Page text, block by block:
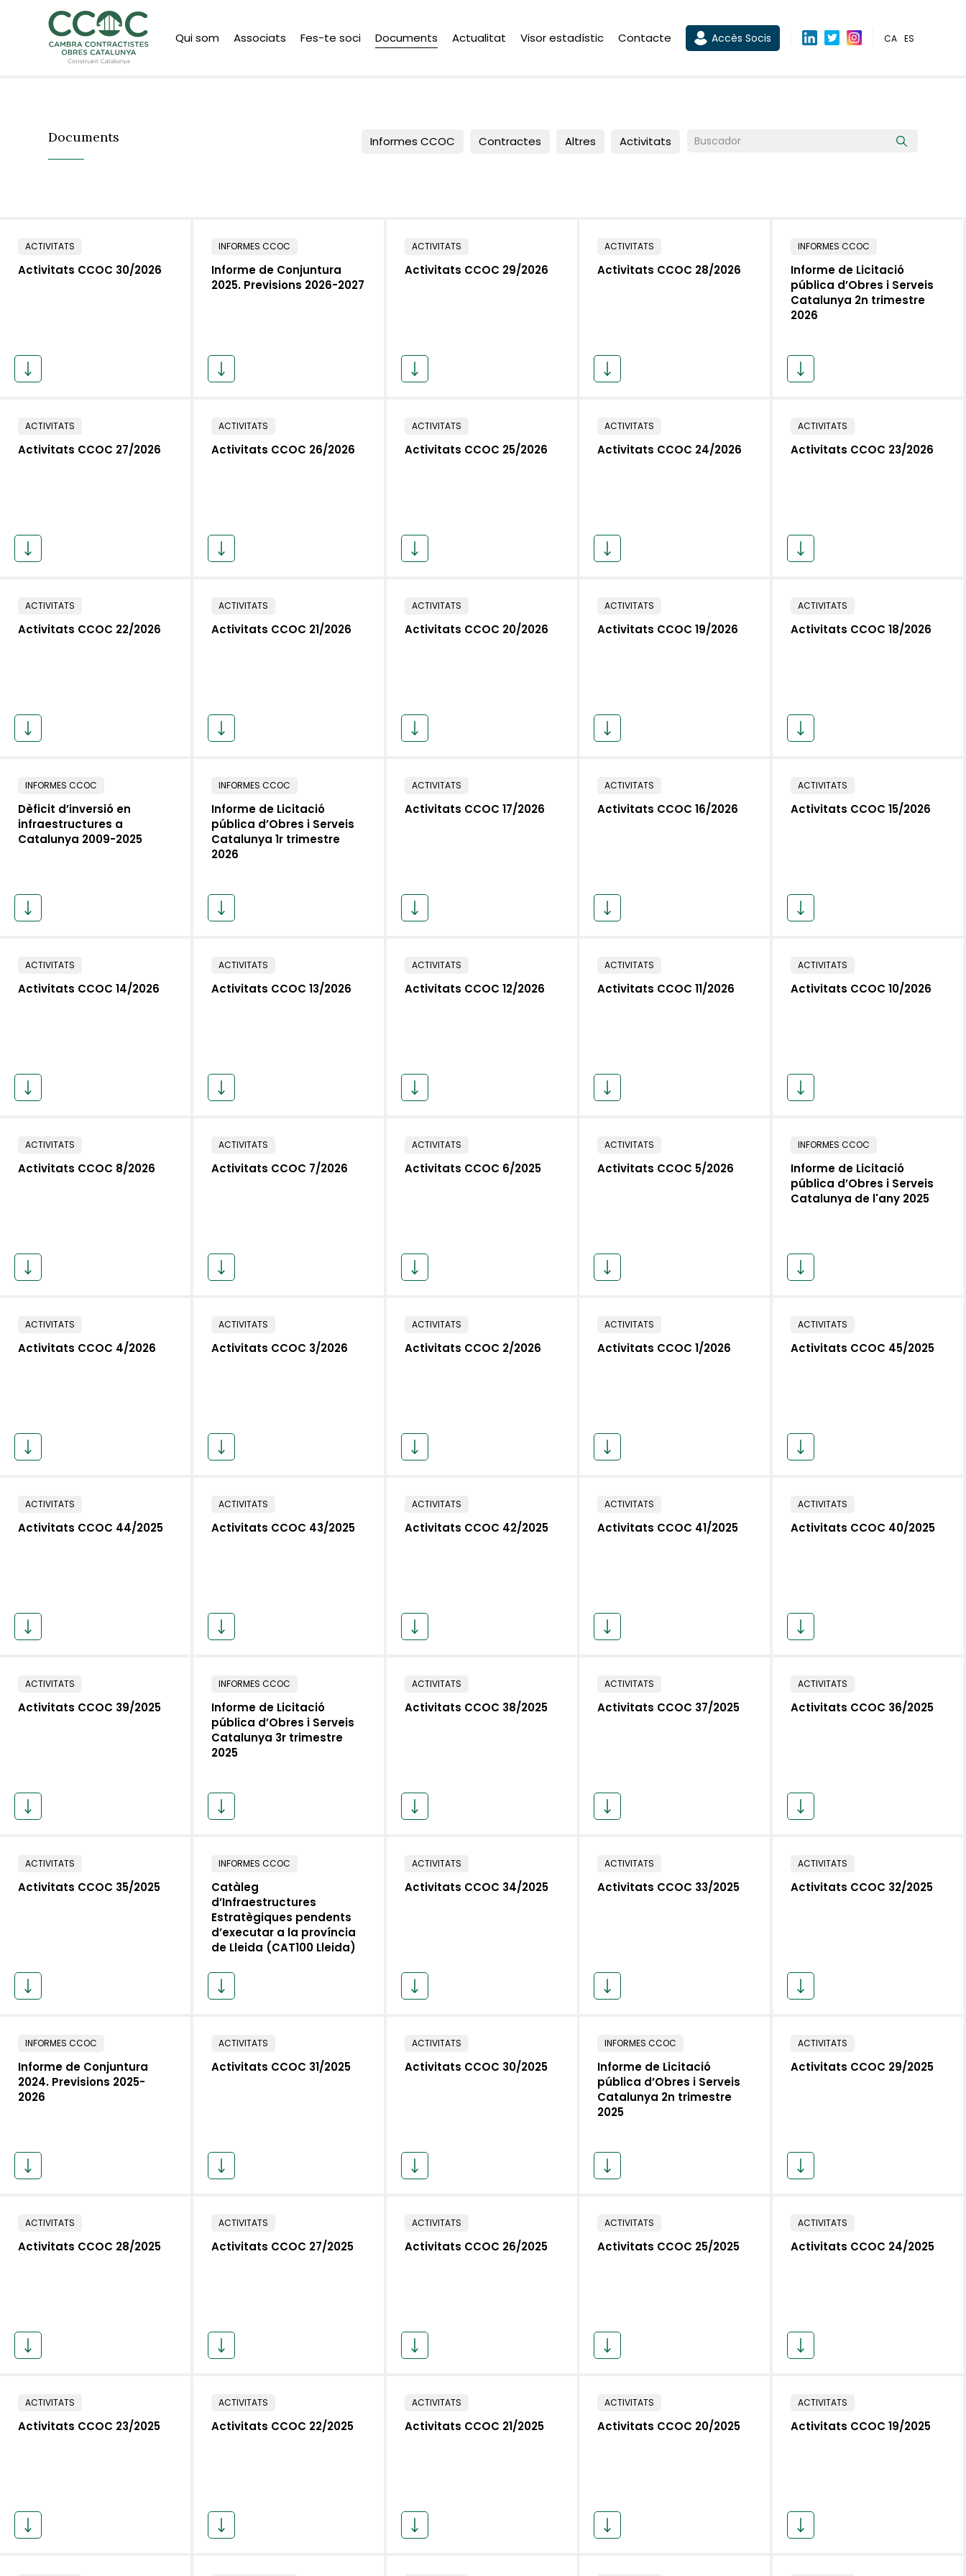
Qui som Associats Fes-te soci Documents Actualitat Visor estadístic Contacte Accès Socis CA ES
Documents Informes CCOC Contractes Altres Activitats
ACTIVITATS
Activitats CCOC 30/2026
INFORMES CCOC
Informe de Conjuntura
2025. Previsions 2026-2027
ACTIVITATS
Activitats CCOC 29/2026
ACTIVITATS
Activitats CCOC 28/2026
INFORMES CCOC
Informe de Licitació
pública d’Obres i Serveis
Catalunya 2n trimestre
2026
ACTIVITATS
Activitats CCOC 27/2026
ACTIVITATS
Activitats CCOC 26/2026
ACTIVITATS
Activitats CCOC 25/2026
ACTIVITATS
Activitats CCOC 24/2026
ACTIVITATS
Activitats CCOC 23/2026
ACTIVITATS
Activitats CCOC 22/2026
ACTIVITATS
Activitats CCOC 21/2026
ACTIVITATS
Activitats CCOC 20/2026
ACTIVITATS
Activitats CCOC 19/2026
ACTIVITATS
Activitats CCOC 18/2026
INFORMES CCOC
Dèficit d’inversió en
infraestructures a
Catalunya 2009-2025
INFORMES CCOC
Informe de Licitació
pública d’Obres i Serveis
Catalunya 1r trimestre
2026
ACTIVITATS
Activitats CCOC 17/2026
ACTIVITATS
Activitats CCOC 16/2026
ACTIVITATS
Activitats CCOC 15/2026
ACTIVITATS
Activitats CCOC 14/2026
ACTIVITATS
Activitats CCOC 13/2026
ACTIVITATS
Activitats CCOC 12/2026
ACTIVITATS
Activitats CCOC 11/2026
ACTIVITATS
Activitats CCOC 10/2026
ACTIVITATS
Activitats CCOC 8/2026
ACTIVITATS
Activitats CCOC 7/2026
ACTIVITATS
Activitats CCOC 6/2025
ACTIVITATS
Activitats CCOC 5/2026
INFORMES CCOC
Informe de Licitació
pública d’Obres i Serveis
Catalunya de l'any 2025
ACTIVITATS
Activitats CCOC 4/2026
ACTIVITATS
Activitats CCOC 3/2026
ACTIVITATS
Activitats CCOC 2/2026
ACTIVITATS
Activitats CCOC 1/2026
ACTIVITATS
Activitats CCOC 45/2025
ACTIVITATS
Activitats CCOC 44/2025
ACTIVITATS
Activitats CCOC 43/2025
ACTIVITATS
Activitats CCOC 42/2025
ACTIVITATS
Activitats CCOC 41/2025
ACTIVITATS
Activitats CCOC 40/2025
ACTIVITATS
Activitats CCOC 39/2025
INFORMES CCOC
Informe de Licitació
pública d’Obres i Serveis
Catalunya 3r trimestre
2025
ACTIVITATS
Activitats CCOC 38/2025
ACTIVITATS
Activitats CCOC 37/2025
ACTIVITATS
Activitats CCOC 36/2025
ACTIVITATS
Activitats CCOC 35/2025
INFORMES CCOC
Catàleg
d’Infraestructures
Estratègiques pendents
d’executar a la província
de Lleida (CAT100 Lleida)
ACTIVITATS
Activitats CCOC 34/2025
ACTIVITATS
Activitats CCOC 33/2025
ACTIVITATS
Activitats CCOC 32/2025
INFORMES CCOC
Informe de Conjuntura
2024. Previsions 2025-
2026
ACTIVITATS
Activitats CCOC 31/2025
ACTIVITATS
Activitats CCOC 30/2025
INFORMES CCOC
Informe de Licitació
pública d’Obres i Serveis
Catalunya 2n trimestre
2025
ACTIVITATS
Activitats CCOC 29/2025
ACTIVITATS
Activitats CCOC 28/2025
ACTIVITATS
Activitats CCOC 27/2025
ACTIVITATS
Activitats CCOC 26/2025
ACTIVITATS
Activitats CCOC 25/2025
ACTIVITATS
Activitats CCOC 24/2025
ACTIVITATS
Activitats CCOC 23/2025
ACTIVITATS
Activitats CCOC 22/2025
ACTIVITATS
Activitats CCOC 21/2025
ACTIVITATS
Activitats CCOC 20/2025
ACTIVITATS
Activitats CCOC 19/2025